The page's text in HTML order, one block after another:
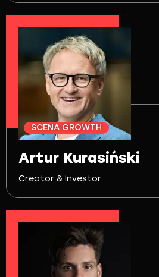
SCENA GROWTH
Artur Kurasiński
Creator & Investor